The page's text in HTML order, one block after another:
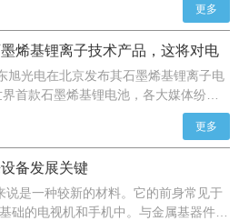
Berggren带领团队，通过将普通花园
创建了一个能工作的电子线路。
更多
烯基锂离子技术产品，这将对电
旭光电在北京发布其石墨烯基锂离子电
首款石墨烯基锂电池，各大媒体纷纷
业化的步伐，但本人对这款产品的看法
TOOLD的技术。
更多
备发展关键
是一种较新的材料。它的前身常见于
础的电视机和手机中。与金属基器件和